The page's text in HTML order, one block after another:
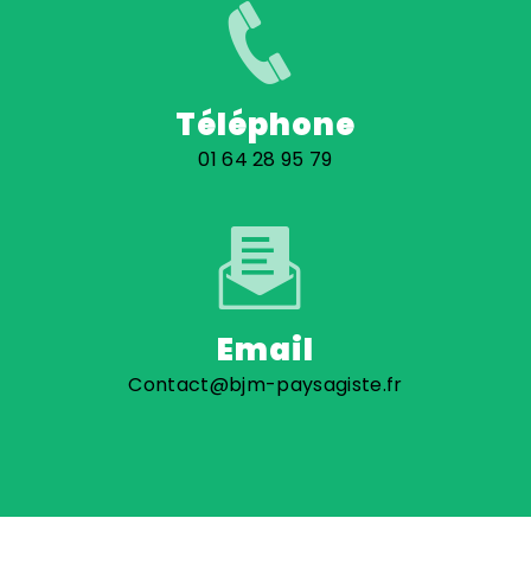
Téléphone
01 64 28 95 79
Email
Contact@bjm-paysagiste.fr